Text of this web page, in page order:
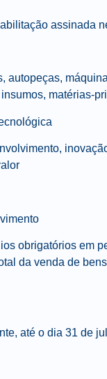
assinada
autopeças,
matérias-
obrigatórios em
da venda de
até o dia 31 de